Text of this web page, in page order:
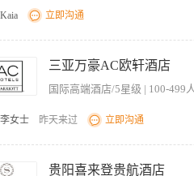
票； 8. 依据中心服务标准接听一切内线及
熟悉健身服务和健身器材的使用，保养知
Kaia 立即沟通
保完好有效。 4、严格执行健身服务各项
、及时做好预订记录，保证工作无差错。
识和服务技能。 4、能按服务工作规范和
三亚万豪AC欧轩酒店
国际高端酒店/5星级 | 100-499
李女士 昨天来过 立即沟通
材，提供基础指导及安全提示。 3、协助
贵阳喜来登贵航酒店